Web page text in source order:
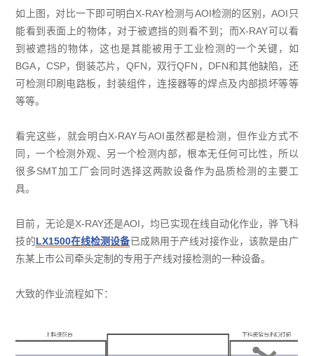
如上图，对比一下即可明白X-RAY检测与AOI检测的区别，AOI只
能看到表面上的物体，对于被遮挡的则看不到；而X-RAY可以看
到被遮挡的物体，这也是其能被用于工业检测的一个关键，如
BGA，CSP，倒装芯片，QFN，双行QFN，DFN和其他缺陷，还
可检测印刷电路板，封装组件，连接器等的焊点及内部损坏等等
等等。
看完这些，就会明白X-RAY与AOI虽然都是检测，但作业方式不
同，一个检测外观、另一个检测内部，根本无任何可比性，所以
很多SMT加工厂会同时选择这两款设备作为品质检测的主要工
具。
目前，无论是X-RAY还是AOI，均已实现在线自动化作业，骅飞科
技的LX1500在线检测设备已成熟用于产线对接作业，该款是由广
东某上市公司牵头定制的专用于产线对接检测的一种设备。
大致的作业流程如下：